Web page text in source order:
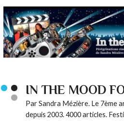
IN THE MOOD
Par Sandra Mézière. Le 7ème
depuis 2003. 4000 articles.